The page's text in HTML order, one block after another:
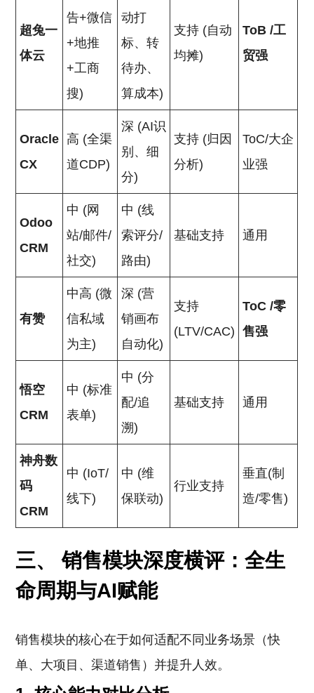
超兔一
体云
告+微信
+地推
+工商
搜)
动打
标、转
待办、
算成本)
支持 (自动
均摊)
ToB /工
贸强
Oracle
CX
高 (全渠
道CDP)
深 (AI识
别、细
分)
支持 (归因
分析)
ToC/大企
业强
Odoo
CRM
中 (网
站/邮件/
社交)
中 (线
索评分/
路由)
基础支持 通用
有赞
中高 (微
信私域
为主)
深 (营
销画布
自动化)
支持
(LTV/CAC)
ToC /零
售强
悟空
CRM
中 (标准
表单)
中 (分
配/追
溯)
基础支持 通用
神舟数
码
CRM
中 (IoT/
线下)
中 (维
保联动)
行业支持
垂直(制
造/零售)
三、 销售模块深度横评：全生
命周期与AI赋能
销售模块的核心在于如何适配不同业务场景（快
单、大项目、渠道销售）并提升人效。